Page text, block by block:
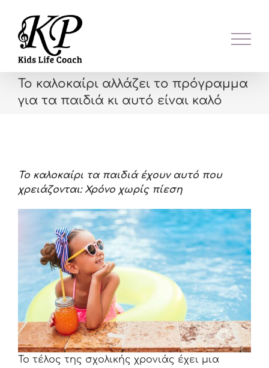
content
Το καλοκαίρι αλλάζει το πρόγραμμα
για τα παιδιά κι αυτό είναι καλό
Το καλοκαίρι τα παιδιά έχουν αυτό που
χρειάζονται: Χρόνο χωρίς πίεση
Το τέλος της σχολικής χρονιάς έχει μια